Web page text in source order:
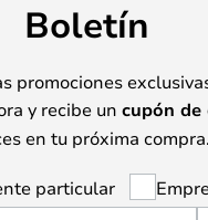
Boletín
promociones
y recibe un cupón
en tu próxima compra.
particular